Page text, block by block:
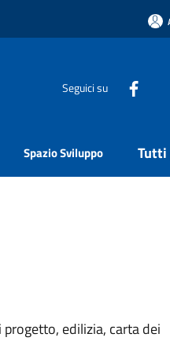
Seguici su
Spazio Sviluppo
edilizia, carta dei